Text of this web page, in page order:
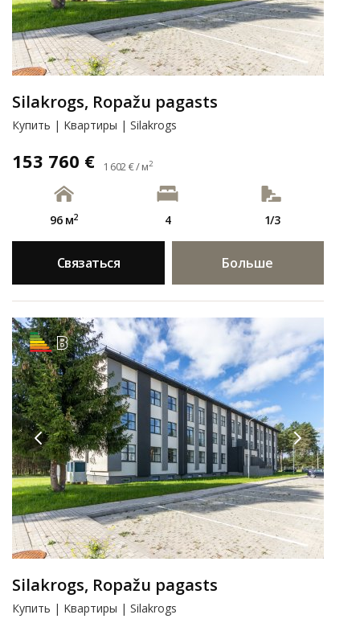
Silakrogs, Ropažu pagasts
Купить | Kвартиры | Silakrogs
153 760 € 1 602 € / м2
96 м2 4 1/3
Связаться Больше
B
Silakrogs, Ropažu pagasts
Купить | Kвартиры | Silakrogs